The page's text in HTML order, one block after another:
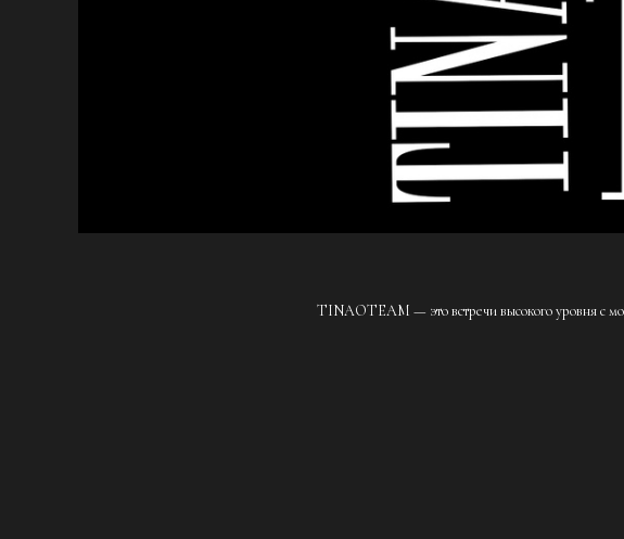
TINAOTEAM — это встречи высокого уровня с